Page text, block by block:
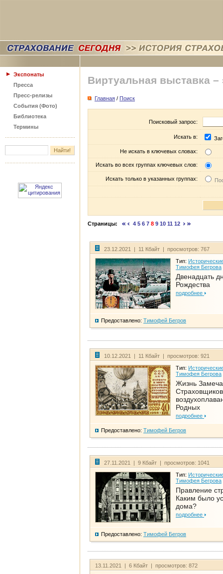
Экспонаты
Пресса
Пресс-релизы
События (Фото)
Библиотека
Термины
Виртуальная выставка –
Главная / Поиск
Поисковый запрос:
Искать в:
Не искать в ключевых словах:
Искать во всех группах ключевых слов:
Искать только в указанных группах:
Страницы: 4 5 6 7 8 9 10 11 12
23.12.2021 | 11 Кбайт | просмотров: 767
Тип:
Тимофея Бегрова
Двенадцать
Рождества
подробнее
Предоставлено: Тимофей Бегров
10.12.2021 | 11 Кбайт | просмотров: 921
Тип:
Тимофея Бегрова
Жизнь
Родных
подробнее
Предоставлено: Тимофей Бегров
27.11.2021 | 9 Кбайт | просмотров: 1041
Тип:
Тимофея Бегрова
Правление
Каким было
дома?
подробнее
Предоставлено: Тимофей Бегров
13.11.2021 | 6 Кбайт | просмотров: 872